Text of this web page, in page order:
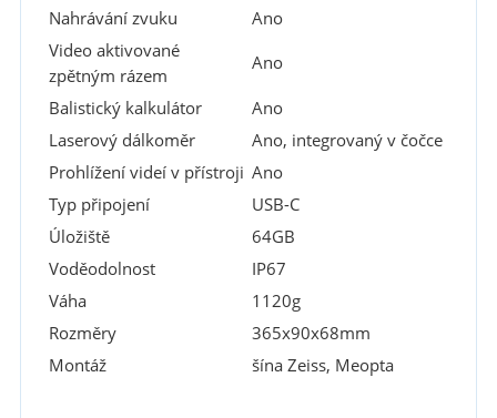
Nahrávání zvuku
Ano
Video aktivované
zpětným rázem
Ano
Balistický kalkulátor
Ano
Laserový dálkoměr
Ano, integrovaný v čočce
Prohlížení videí v přístroji Ano
Typ připojení
USB-C
Úložiště
64GB
Voděodolnost
IP67
Váha
1120g
Rozměry
365x90x68mm
Montáž
šína Zeiss, Meopta